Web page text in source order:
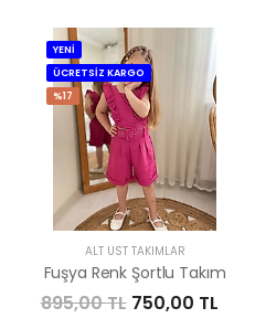
YENİ
ÜCRETSİZ KARGO
%17
ALT ÜST TAKIMLAR
Fuşya Renk Şortlu Takım
895,00 TL 750,00 TL